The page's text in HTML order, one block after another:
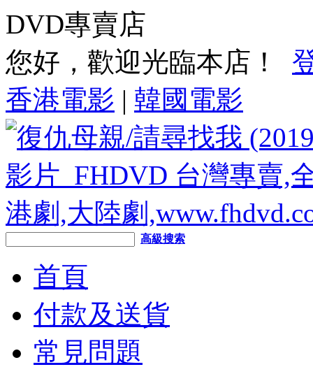
DVD專賣店
您好，歡迎光臨本店！
香港電影 | 韓國電影
高級搜索
首頁
付款及送貨
常見問題